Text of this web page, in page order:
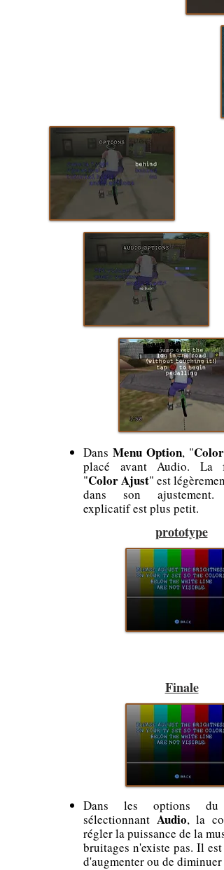
Dans Menu Option, "Color
placé avant Audio. La
"Color Ajust" est
dans son ajustement.
explicatif est plus petit.
prototype
Finale
Dans les options du
sélectionnant Audio, la
régler la puissance de la
bruitages n'existe pas. Il est
d'augmenter ou de diminuer